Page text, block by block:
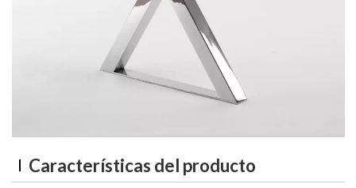
Características del producto